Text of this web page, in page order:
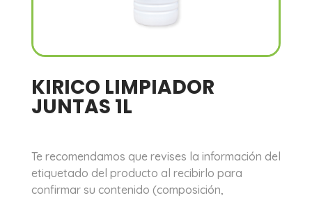
KIRICO LIMPIADOR
JUNTAS 1L
Te recomendamos que revises la información del
etiquetado del producto al recibirlo para
confirmar su contenido (composición,